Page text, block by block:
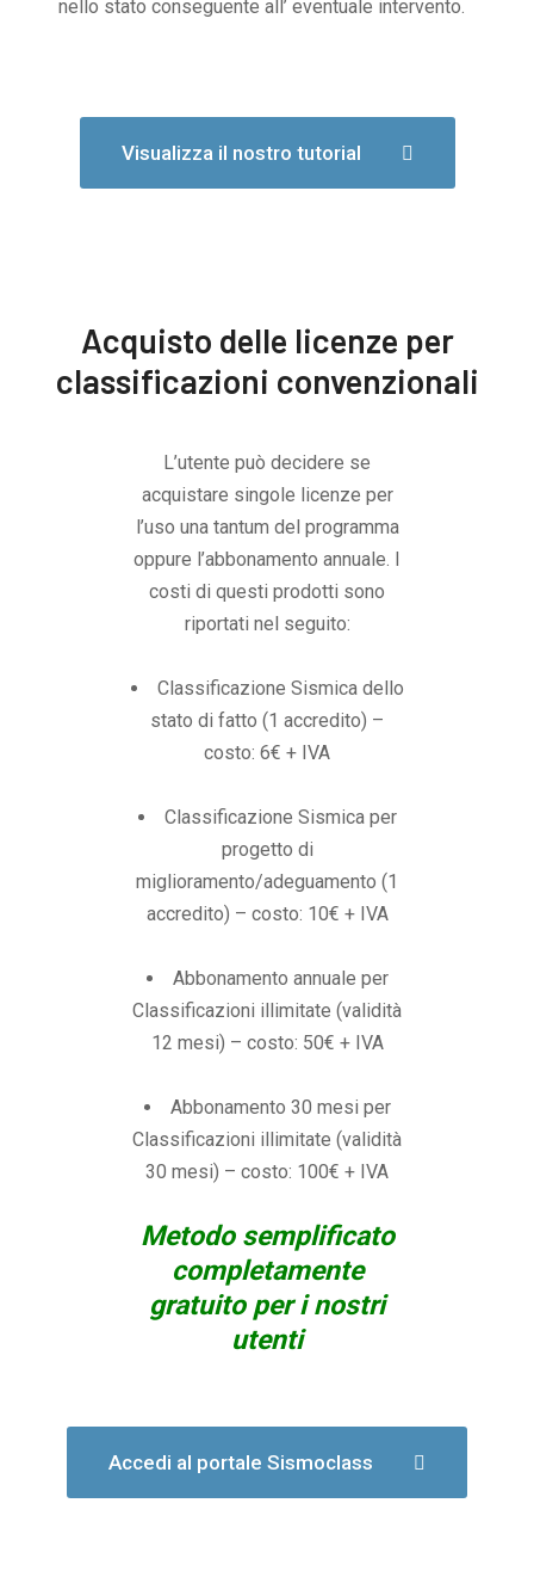
nello stato conseguente all’ eventuale intervento.
Visualizza il nostro tutorial
Acquisto delle licenze per
classificazioni convenzionali
L’utente può decidere se
acquistare singole licenze per
l’uso una tantum del programma
oppure l’abbonamento annuale. I
costi di questi prodotti sono
riportati nel seguito:
Classificazione Sismica dello
stato di fatto (1 accredito) –
costo: 6€ + IVA
Classificazione Sismica per
progetto di
miglioramento/adeguamento (1
accredito) – costo: 10€ + IVA
Abbonamento annuale per
Classificazioni illimitate (validità
12 mesi) – costo: 50€ + IVA
Abbonamento 30 mesi per
Classificazioni illimitate (validità
30 mesi) – costo: 100€ + IVA
Metodo semplificato
completamente
gratuito per i nostri
utenti
Accedi al portale Sismoclass